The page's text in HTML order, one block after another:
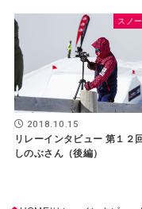
スノ
2018.10.15
リレーインタビュー 第１２
しのぶさん（後編）